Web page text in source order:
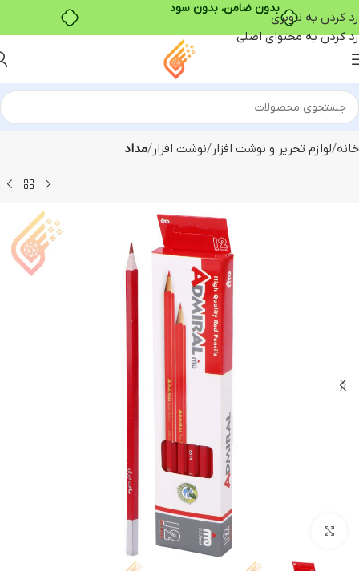
بدون ضامن، بدون سود
رد کردن به ناوبری
رد کردن به محتوای اصلی
خانه لوازم تحریر و نوشت افزار نوشت افزار مداد